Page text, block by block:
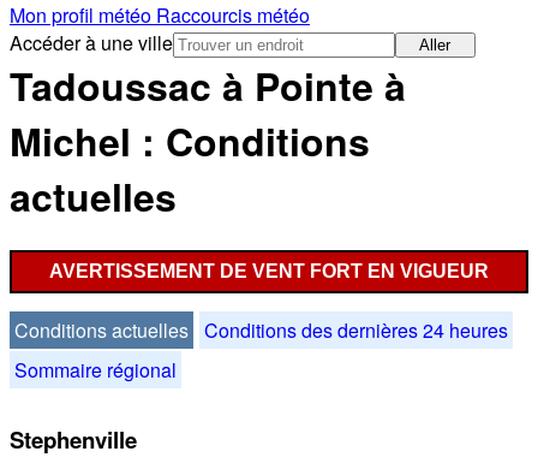
Mon profil météo Raccourcis météo
Accéder à une ville
Aller
Tadoussac à Pointe à
Michel : Conditions
actuelles
AVERTISSEMENT DE VENT FORT EN VIGUEUR
Conditions actuelles Conditions des dernières 24 heures
Sommaire régional
Stephenville